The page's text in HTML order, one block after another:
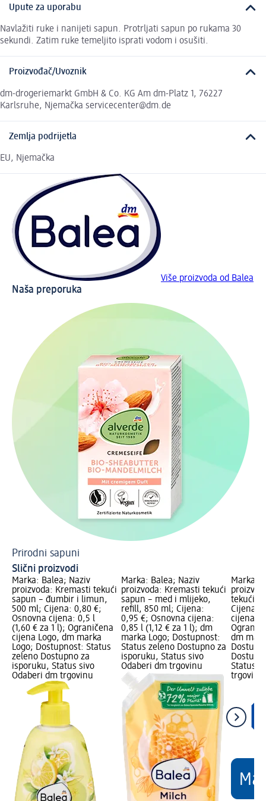
Upute za uporabu
Navlažiti ruke i nanijeti sapun. Protrljati sapun po rukama 30
sekundi. Zatim ruke temeljito isprati vodom i osušiti.
Proizvođač/Uvoznik
dm-drogeriemarkt GmbH & Co. KG Am dm-Platz 1, 76227
Karlsruhe, Njemačka servicecenter@dm.de
Zemlja podrijetla
EU, Njemačka
Više proizvoda od Balea
Naša preporuka
Prirodni sapuni
Slični proizvodi
Marka: Balea; Naziv
proizvoda: Kremasti tekući
sapun – đumbir i limun,
500 ml; Cijena: 0,80 €;
Osnovna cijena: 0,5 l
(1,60 € za 1 l); Ograničena
cijena Logo, dm marka
Logo; Dostupnost: Status
zeleno Dostupno za
isporuku, Status sivo
Odaberi dm trgovinu
Marka: Balea; Naziv
proizvoda: Kremasti tekući
sapun – med i mlijeko,
refill, 850 ml; Cijena:
0,95 €; Osnovna cijena:
0,85 l (1,12 € za 1 l); dm
marka Logo; Dostupnost:
Status zeleno Dostupno za
isporuku, Status sivo
Odaberi dm trgovinu
Marka:
tekući
Cijena:
cijena:
dm
Status
trgovinu